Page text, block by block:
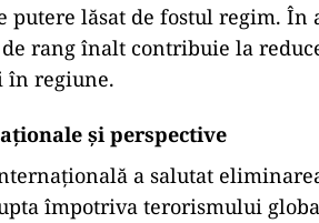
putere lăsat de fostul regim. În
rang înalt contribuie la
în regiune.
și perspective
a salutat
împotriva terorismului